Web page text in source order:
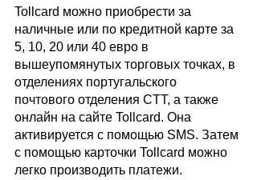
Tollcard можно приобрести за
наличные или по кредитной карте за
5, 10, 20 или 40 евро в
вышеупомянутых торговых точках, в
отделениях португальского
почтового отделения CTT, а также
онлайн на сайте Tollcard. Она
активируется с помощью SMS. Затем
с помощью карточки Tollcard можно
легко производить платежи.